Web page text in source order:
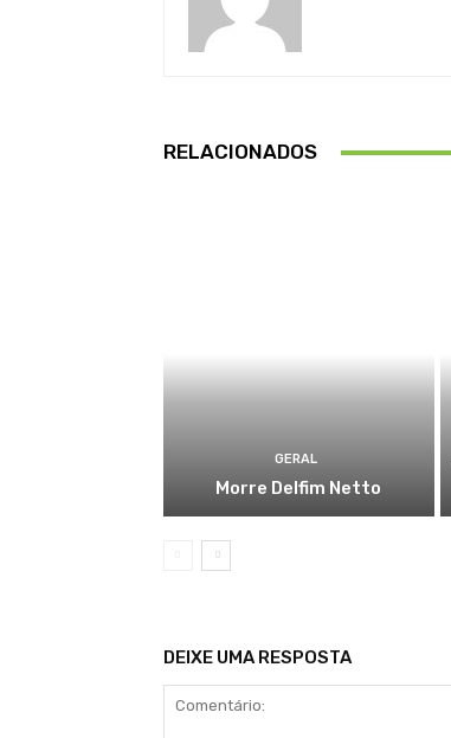
RELACIONADOS
GERAL
Morre Delfim Netto
DEIXE UMA RESPOSTA